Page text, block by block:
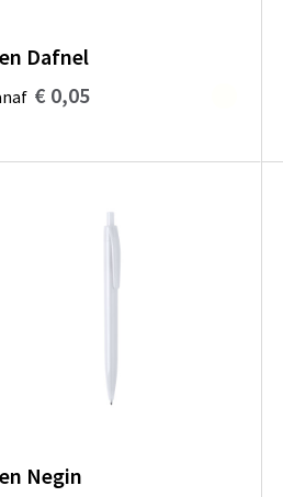
Dafnel
€ 0,05
Negin